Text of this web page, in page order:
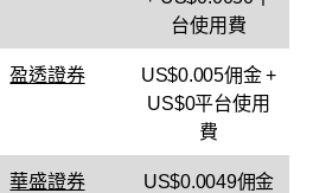
台使用費
盈透證券
US$0.005佣金 +
US$0平台使用
費
華盛證券
US$0.0049佣金